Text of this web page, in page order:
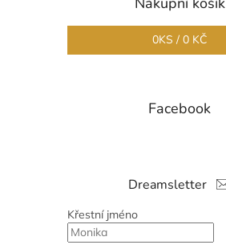
0KS / 0 KČ
Facebook
Dreamsletter
Křestní jméno